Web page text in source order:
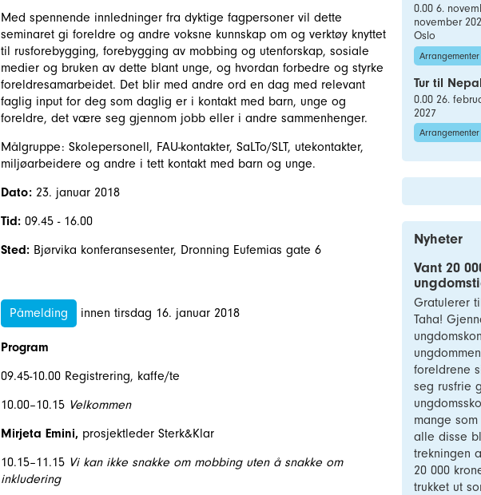
Med spennende innledninger fra dyktige fagpersoner vil dette
seminaret gi foreldre og andre voksne kunnskap om og verktøy knyttet
til rusforebygging, forebygging av mobbing og utenforskap, sosiale
medier og bruken av dette blant unge, og hvordan forbedre og styrke
foreldresamarbeidet. Det blir med andre ord en dag med relevant
faglig input for deg som daglig er i kontakt med barn, unge og
foreldre, det være seg gjennom jobb eller i andre sammenhenger.
Målgruppe: Skolepersonell, FAU-kontakter, SaLTo/SLT, utekontakter,
miljøarbeidere og andre i tett kontakt med barn og unge.
Dato: 23. januar 2018
Tid: 09.45 - 16.00
Sted: Bjørvika konferansesenter, Dronning Eufemias gate 6
Påmelding innen tirsdag 16. januar 2018
Program
09.45-10.00 Registrering, kaffe/te
10.00–10.15 Velkommen
Mirjeta Emini, prosjektleder Sterk&Klar
10.15–11.15 Vi kan ikke snakke om mobbing uten å snakke om
inkludering
0.00 6.
november
Oslo
Arrangementer
Tur til Nepal
0.00 26.
2027
Arrangementer
Nyheter
Vant 20
Gratulerer
Taha!
foreldrene
seg rusfrie
mange
alle disse
trekningen
20 000
trukket ut